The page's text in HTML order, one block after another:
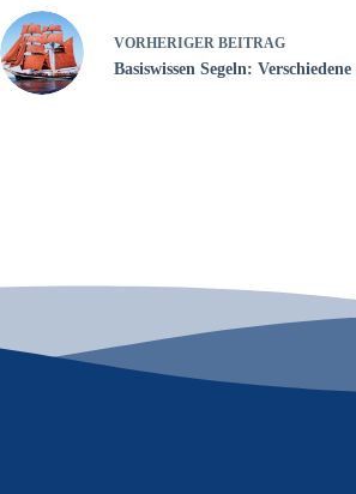
VORHERIGER BEITRAG
Basiswissen Segeln: